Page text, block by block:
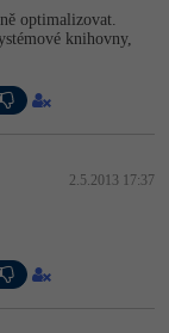
optimalizovat.
knihovny,
2.5.2013 17:37